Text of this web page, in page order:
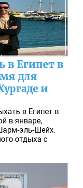
в Египет в
для
и
в Египет в
в январе,
эль-Шейх.
отдыха с